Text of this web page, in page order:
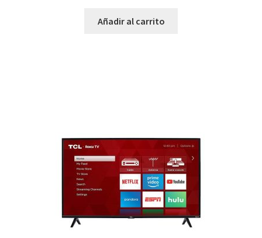
Añadir al carrito